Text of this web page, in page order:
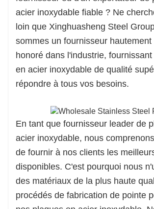
acier inoxydable fiable ? Ne
loin que Xinghuasheng Steel
sommes un fournisseur
honoré dans l'industrie,
en acier inoxydable de qualité
répondre à tous vos besoins.
En tant que fournisseur leader de
acier inoxydable, nous
de fournir à nos clients les
disponibles. C'est pourquoi nous
des matériaux de la plus haute
procédés de fabrication de pointe